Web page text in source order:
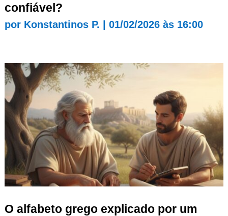
confiável?
por Konstantinos P. 01/02/2026 às 16:00
O alfabeto grego explicado por um